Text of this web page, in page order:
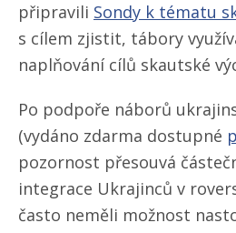
připravili Sondy k tématu
s cílem zjistit, tábory
naplňování cílů skautské
Po podpoře náborů
(vydáno zdarma dostupné
pozornost přesouvá
integrace Ukrajinců v
často neměli možnost